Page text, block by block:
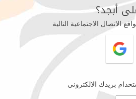
أبجد؟
الاتصال الاجتماعية التالية
بريدك الالكتروني